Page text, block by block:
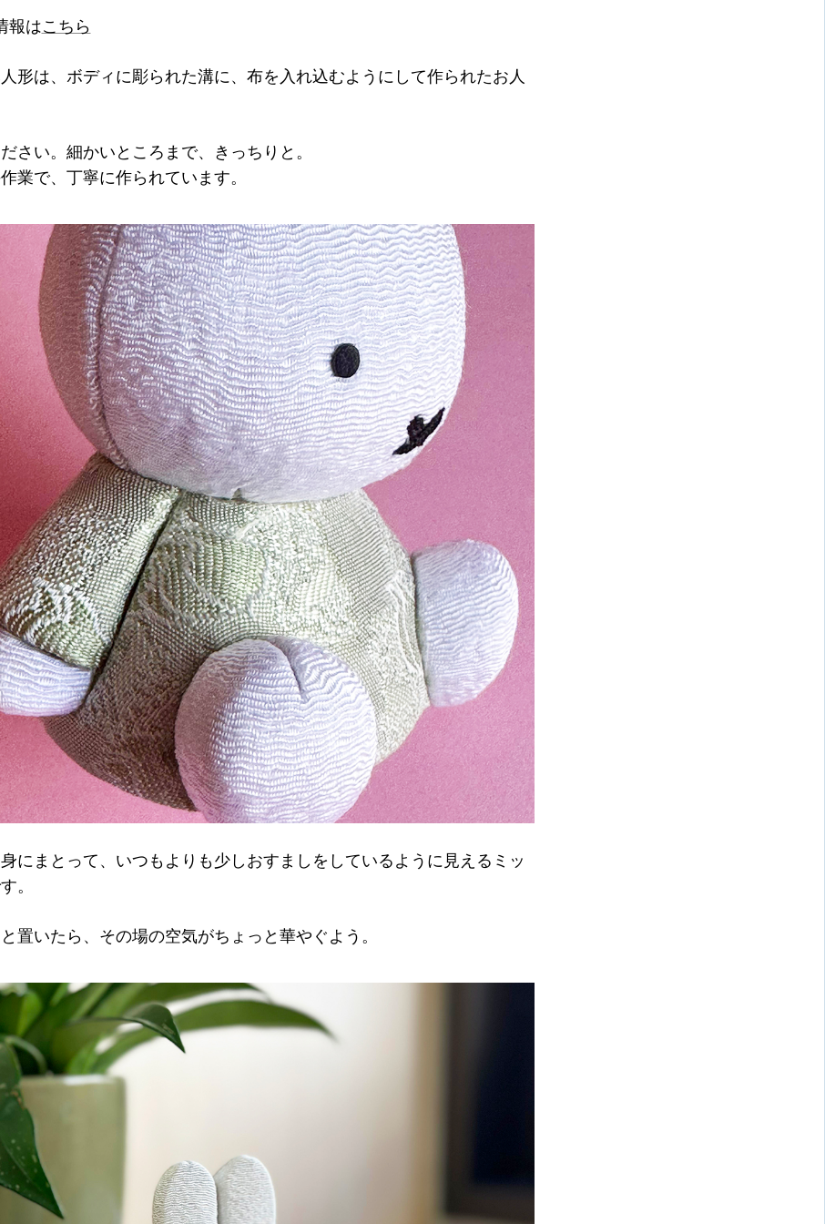
報はこちら
形は、ボディに彫られた溝に、布を入れ込むようにして作られたお人
さい。細かいところまで、きっちりと。
業で、丁寧に作られています。
にまとって、いつもよりも少しおすましをしているように見えるミッ
。
置いたら、その場の空気がちょっと華やぐよう。